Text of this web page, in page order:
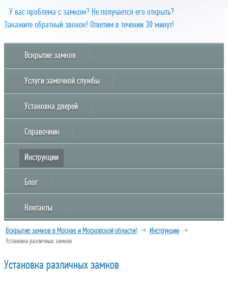
У вас проблема с замком? Не получается его открыть?
Закажите обратный звонок! Ответим в течении 30 минут!
Вскрытие замков
Услуги замочной службы
Установка дверей
Справочник
Инструкции
Блог
Контакты
Вскрытие замков в Москве и Московской области! → Инструкции →
Установка различных замков
Установка различных замков